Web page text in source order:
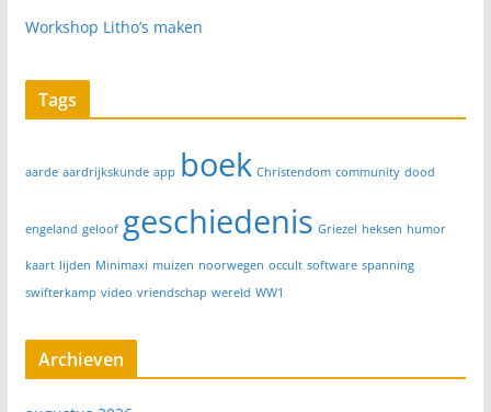
Workshop Litho’s maken
Tags
aarde aardrijkskunde app boek Christendom community dood
engeland geloof geschiedenis Griezel heksen humor
kaart lijden Minimaxi muizen noorwegen occult software spanning
swifterkamp video vriendschap wereld WW1
Archieven